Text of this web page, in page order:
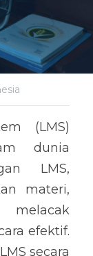
(LMS)
dunia
LMS,
materi,
efektif.
secara